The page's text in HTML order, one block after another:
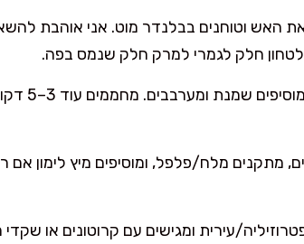
האש וטוחנים בבלנדר מוט. אני אוהבת
חלק לגמרי למרק חלק שנמס בפה.
מתקנים מלח/פלפל, ומוסיפים מיץ לימון
עירית ומגישים עם קרוטונים או